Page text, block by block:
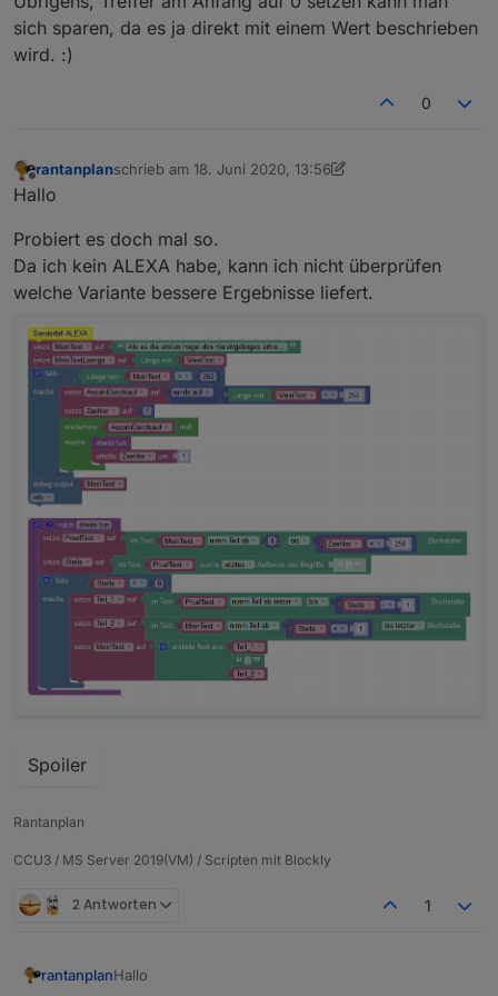
sich sparen, da es ja direkt mit einem Wert beschrieben
wird. :)
0
Offline
rantanplanschrieb am 18. Juni 2020, 13:56
zuletzt editiert von rantanplan
Hallo
Probiert es doch mal so.
Da ich kein ALEXA habe, kann ich nicht überprüfen
welche Variante bessere Ergebnisse liefert.
Spoiler
Rantanplan
CCU3 / MS Server 2019(VM) / Scripten mit Blockly
2 Antworten 1
rantanplanHallo